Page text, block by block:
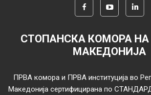
СТОПАНСКА КОМОРА НА
МАКЕДОНИЈА
ПРВА комора и ПРВА институција во
Македонија сертифицирана по